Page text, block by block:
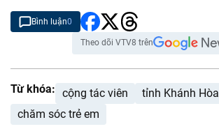
Bình luận0
Theo dõi VTV8 trên
Từ khóa: cộng tác viên
tỉnh Khánh Hòa
chăm sóc trẻ em